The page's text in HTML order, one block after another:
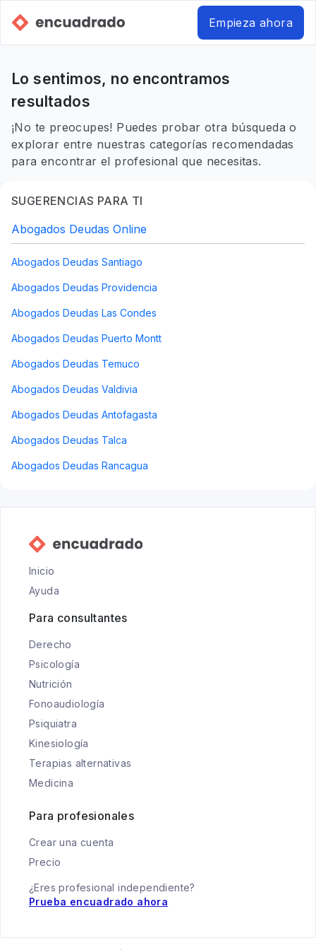
Empieza ahora
Lo sentimos, no encontramos
resultados
¡No te preocupes! Puedes probar otra búsqueda o
explorar entre nuestras categorías recomendadas
para encontrar el profesional que necesitas.
SUGERENCIAS PARA TI
Abogados Deudas Online
Abogados Deudas Santiago
Abogados Deudas Providencia
Abogados Deudas Las Condes
Abogados Deudas Puerto Montt
Abogados Deudas Temuco
Abogados Deudas Valdivia
Abogados Deudas Antofagasta
Abogados Deudas Talca
Abogados Deudas Rancagua
Inicio
Ayuda
Para consultantes
Derecho
Psicología
Nutrición
Fonoaudiología
Psiquiatra
Kinesiología
Terapias alternativas
Medicina
Para profesionales
Crear una cuenta
Precio
¿Eres profesional independiente?
Prueba encuadrado ahora